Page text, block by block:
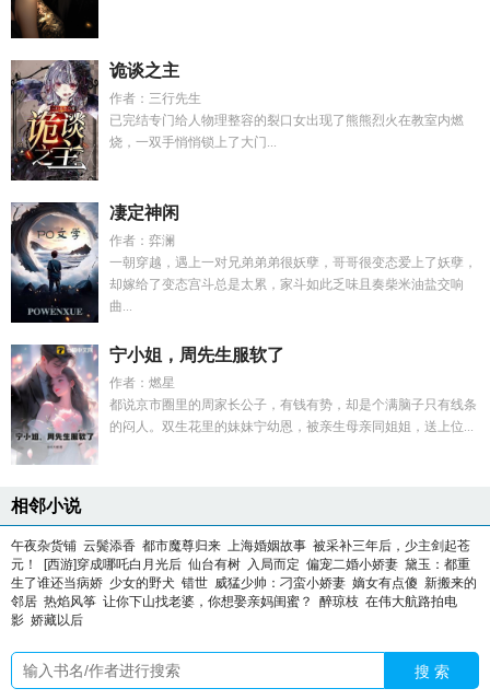
诡谈之主
作者：三行先生
已完结专门给人物理整容的裂口女出现了熊熊烈火在教室内燃
烧，一双手悄悄锁上了大门...
凄定神闲
作者：弈澜
一朝穿越，遇上一对兄弟弟弟很妖孽，哥哥很变态爱上了妖孽，
却嫁给了变态宫斗总是太累，家斗如此乏味且奏柴米油盐交响
曲...
宁小姐，周先生服软了
作者：燃星
都说京市圈里的周家长公子，有钱有势，却是个满脑子只有线条
的闷人。双生花里的妹妹宁幼恩，被亲生母亲同姐姐，送上位...
相邻小说
午夜杂货铺 云鬓添香 都市魔尊归来 上海婚姻故事 被采补三年后，少主剑起苍
元！
[西游]穿成哪吒白月光后 仙台有树 入局而定 偏宠二婚小娇妻 黛玉：都重
生了谁还当病娇 少女的野犬 错世 威猛少帅：刁蛮小娇妻 嫡女有点傻 新搬来的
邻居 热焰风筝 让你下山找老婆，你想娶亲妈闺蜜？ 醉琼枝 在伟大航路拍电
影 娇藏以后
搜 索